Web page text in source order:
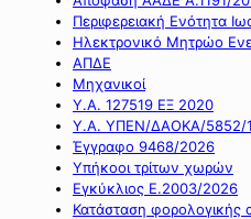
Περιφερειακή Ενότητα
Ηλεκτρονικό Μητρώο
ΑΠΔΕ
Μηχανικοί
Υ.Α. 127519 ΕΞ 2020
Υ.Α. ΥΠΕΝ/ΔΑΟΚΑ/5852/
Έγγραφο 9468/2026
Υπήκοοι τρίτων χωρών
Εγκύκλιος Ε.2003/2026
Κατάσταση